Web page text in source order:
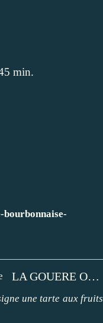
min.
LA GOUERE OU TARTE AU FROMAGE BOURBONNAISE - les grandes gourmandises de ma ptite cuisine
une tarte aux fruits